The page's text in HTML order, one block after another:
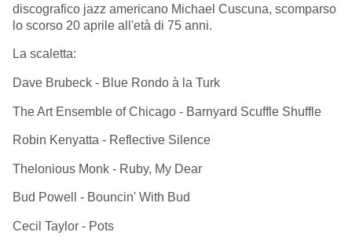
discografico jazz americano Michael Cuscuna, scomparso
lo scorso 20 aprile all'età di 75 anni.
La scaletta:
Dave Brubeck - Blue Rondo à la Turk
The Art Ensemble of Chicago - Barnyard Scuffle Shuffle
Robin Kenyatta - Reflective Silence
Thelonious Monk - Ruby, My Dear
Bud Powell - Bouncin' With Bud
Cecil Taylor - Pots